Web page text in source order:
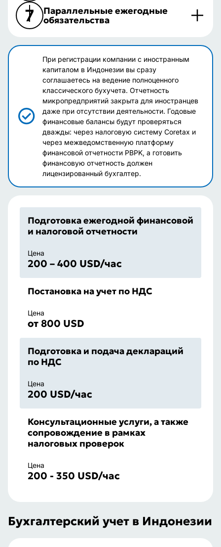
7
Параллельные ежегодные
обязательства
При регистрации компании с иностранным
капиталом в Индонезии вы сразу
соглашаетесь на ведение полноценного
классического бухучета. Отчетность
микропредприятий закрыта для иностранцев
даже при отсутствии деятельности. Годовые
финансовые балансы будут проверяться
дважды: через налоговую систему Coretax и
через межведомственную платформу
финансовой отчетности PBPK, а готовить
финансовую отчетность должен
лицензированный бухгалтер.
Подготовка ежегодной финансовой
и налоговой отчетности
Цена
200 – 400 USD/час
Постановка на учет по НДС
Цена
от 800 USD
Подготовка и подача деклараций
по НДС
Цена
200 USD/час
Консультационные услуги, а также
сопровождение в рамках
налоговых проверок
Цена
200 - 350 USD/час
Бухгалтерский учет в Индонезии